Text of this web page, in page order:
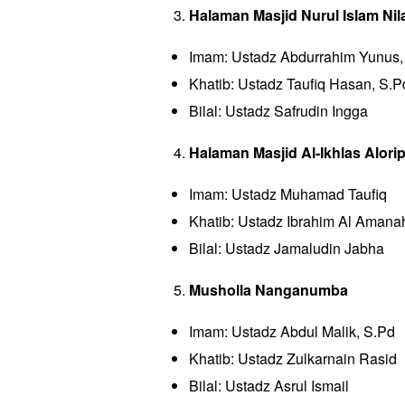
OPINI/
Baca
OPINI/
Halaman Masjid Nurul Islam
Imam: Ustadz Abdurrahim
Khatib: Ustadz Taufiq Hasan,
Bilal: Ustadz Safrudin Ingga
Halaman Masjid Al-Ikhlas
Imam: Ustadz Muhamad Taufiq
Khatib: Ustadz Ibrahim Al
Bilal: Ustadz Jamaludin Jabha
Musholla Nanganumba
Imam: Ustadz Abdul Malik, S.Pd
Khatib: Ustadz Zulkarnain Rasid
Bilal: Ustadz Asrul Ismail